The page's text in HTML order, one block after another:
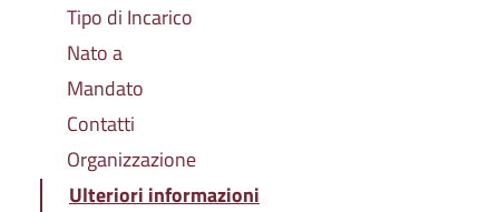
Tipo di Incarico
Nato a
Mandato
Contatti
Organizzazione
Ulteriori informazioni